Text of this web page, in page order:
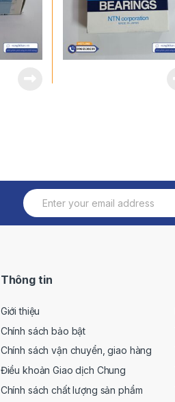
Thông tin
Giới thiệu
Chính sách bảo bật
Chính sách vận chuyển, giao hàng
Điều khoản Giao dịch Chung
Chính sách chất lượng sản phẩm